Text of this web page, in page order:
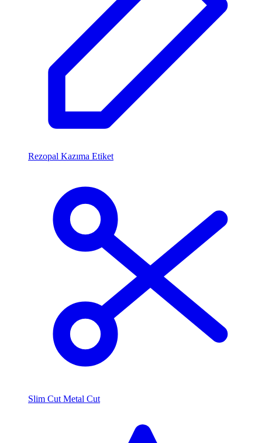
Rezopal Kazıma Etiket
Slim Cut Metal Cut